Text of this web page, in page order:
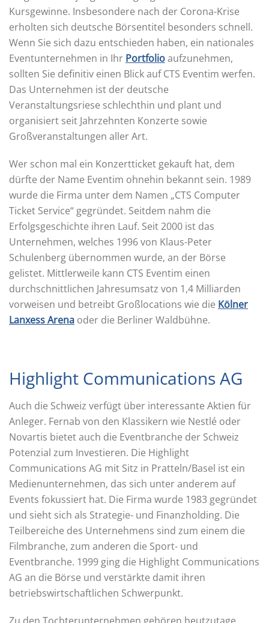
Kursgewinne. Insbesondere nach der Corona-Krise
erholten sich deutsche Börsentitel besonders schnell.
Wenn Sie sich dazu entschieden haben, ein nationales
Eventunternehmen in Ihr Portfolioaufzunehmen,
sollten Sie definitiv einen Blick auf CTS Eventim werfen.
Das Unternehmen ist der deutsche
Veranstaltungsriese schlechthin und plant und
organisiert seit Jahrzehnten Konzerte sowie
Großveranstaltungen aller Art.
Wer schon mal ein Konzertticket gekauft hat, dem
dürfte der Name Eventim ohnehin bekannt sein. 1989
wurde die Firma unter dem Namen „CTS Computer
Ticket Service“ gegründet. Seitdem nahm die
Erfolgsgeschichte ihren Lauf. Seit 2000 ist das
Unternehmen, welches 1996 von Klaus-Peter
Schulenberg übernommen wurde, an der Börse
gelistet. Mittlerweile kann CTS Eventim einen
durchschnittlichen Jahresumsatz von 1,4 Milliarden
vorweisen und betreibt Großlocations wie die Kölner
Lanxess Arena oder die Berliner Waldbühne.
Highlight Communications AG
Auch die Schweiz verfügt über interessante Aktien für
Anleger. Fernab von den Klassikern wie Nestlé oder
Novartis bietet auch die Eventbranche der Schweiz
Potenzial zum Investieren. Die Highlight
Communications AG mit Sitz in Pratteln/Basel ist ein
Medienunternehmen, das sich unter anderem auf
Events fokussiert hat. Die Firma wurde 1983 gegründet
und sieht sich als Strategie- und Finanzholding. Die
Teilbereiche des Unternehmens sind zum einem die
Filmbranche, zum anderen die Sport- und
Eventbranche. 1999 ging die Highlight Communications
AG an die Börse und verstärkte damit ihren
betriebswirtschaftlichen Schwerpunkt.
Zu den Tochterunternehmen gehören heutzutage